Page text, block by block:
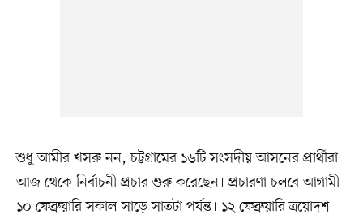
শুধু আমীর খসরু নন, চট্টগ্রামের ১৬টি সংসদীয় আসনের প্রার্থীরা
আজ থেকে নির্বাচনী প্রচার শুরু করেছেন। প্রচারণা চলবে আগামী
১০ ফেব্রুয়ারি সকাল সাড়ে সাতটা পর্যন্ত। ১২ ফেব্রুয়ারি ত্রয়োদশ